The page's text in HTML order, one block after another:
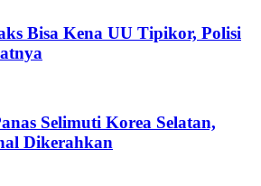
Bisa Kena UU Tipikor, Polisi
Selimuti Korea Selatan,
Dikerahkan